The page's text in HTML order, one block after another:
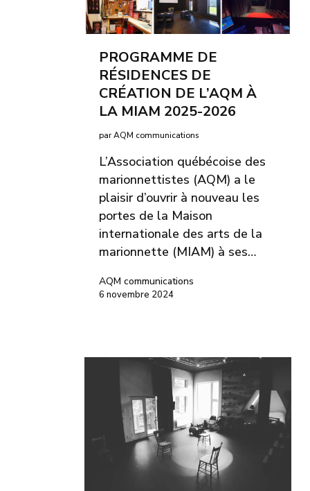
PROGRAMME DE
RÉSIDENCES DE
CRÉATION DE L’AQM À
LA MIAM 2025-2026
par AQM communications
L’Association québécoise des
marionnettistes (AQM) a le
plaisir d’ouvrir à nouveau les
portes de la Maison
internationale des arts de la
marionnette (MIAM) à ses…
AQM communications
6 novembre 2024